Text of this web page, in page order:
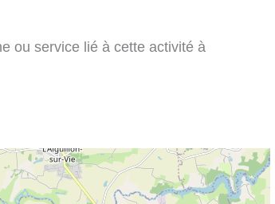
ou service lié à cette activité à